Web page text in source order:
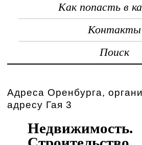
Как попасть в
Контакты
Поиск
Адреса Оренбурга,
адресу Гая 3
Недвижимость.